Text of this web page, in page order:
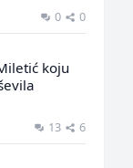
0 0
koju
13 6